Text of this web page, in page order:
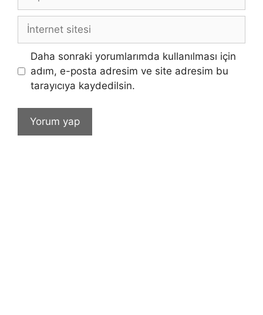
posta
İnternet
sitesi
Daha sonraki yorumlarımda kullanılması için
adım, e-posta adresim ve site adresim bu
tarayıcıya kaydedilsin.